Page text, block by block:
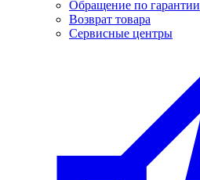
Обращение по гарантии
Возврат товара
Сервисные центры